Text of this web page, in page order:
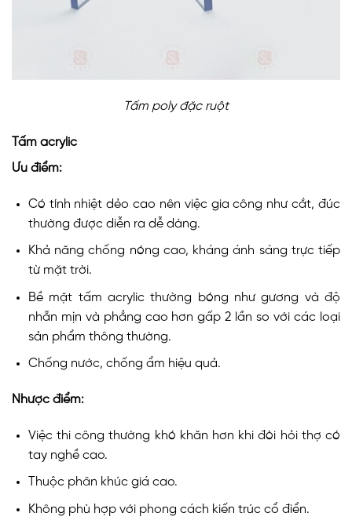
Tấm poly đặc ruột
Tấm acrylic
Ưu điểm:
Có tính nhiệt dẻo cao nên việc gia công như cắt, đúc
thường được diễn ra dễ dàng.
Khả năng chống nóng cao, kháng ánh sáng trực tiếp
từ mặt trời.
Bề mặt tấm acrylic thường bóng như gương và độ
nhẵn mịn và phẳng cao hơn gấp 2 lần so với các loại
sản phẩm thông thường.
Chống nước, chống ẩm hiệu quả.
Nhược điểm:
Việc thi công thường khó khăn hơn khi đòi hỏi thợ có
tay nghề cao.
Thuộc phân khúc giá cao.
Không phù hợp với phong cách kiến trúc cổ điển.